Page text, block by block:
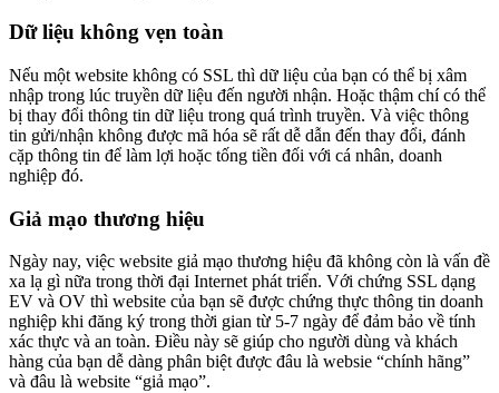
Dữ liệu không vẹn toàn
Nếu một website không có SSL thì dữ liệu của bạn có thể bị xâm
nhập trong lúc truyền dữ liệu đến người nhận. Hoặc thậm chí có thể
bị thay đổi thông tin dữ liệu trong quá trình truyền. Và việc thông
tin gửi/nhận không được mã hóa sẽ rất dễ dẫn đến thay đổi, đánh
cặp thông tin để làm lợi hoặc tống tiền đối với cá nhân, doanh
nghiệp đó.
Giả mạo thương hiệu
Ngày nay, việc website giả mạo thương hiệu đã không còn là vấn đề
xa lạ gì nữa trong thời đại Internet phát triển. Với chứng SSL dạng
EV và OV thì website của bạn sẽ được chứng thực thông tin doanh
nghiệp khi đăng ký trong thời gian từ 5-7 ngày để đảm bảo về tính
xác thực và an toàn. Điều này sẽ giúp cho người dùng và khách
hàng của bạn dễ dàng phân biệt được đâu là websie “chính hãng”
và đâu là website “giả mạo”.